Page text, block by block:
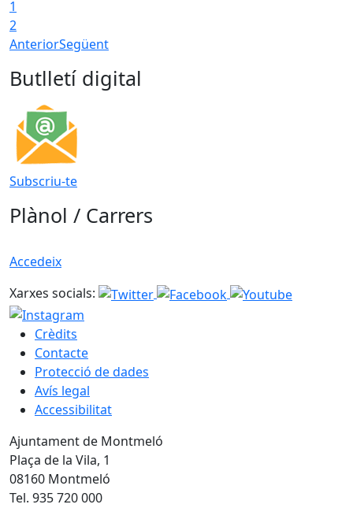
1
2
AnteriorSegüent
Butlletí digital
Subscriu-te
Plànol / Carrers
Accedeix
Xarxes socials:
Crèdits
Contacte
Protecció de dades
Avís legal
Accessibilitat
Ajuntament de Montmeló
Plaça de la Vila, 1
08160 Montmeló
Tel. 935 720 000